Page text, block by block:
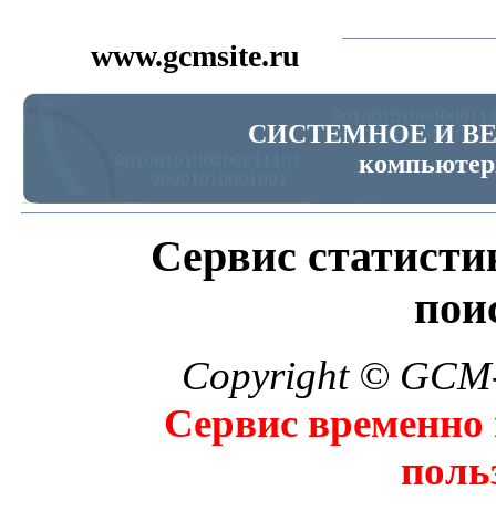
www.gcmsite.ru
СИСТЕМНОЕ И
Сервис
Copyright ©
Сервис временно